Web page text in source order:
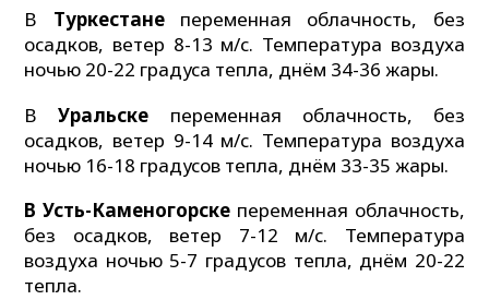
В Туркестанепеременная облачность, без
осадков, ветер 8-13 м/с. Температура воздуха
ночью 20-22 градуса тепла, днём 34-36 жары.
ВУральске переменная облачность, без
осадков, ветер 9-14 м/с. Температура воздуха
ночью 16-18 градусов тепла, днём 33-35 жары.
В Усть-Каменогорске переменная облачность,
без осадков, ветер 7-12 м/с. Температура
воздуха ночью 5-7 градусов тепла, днём 20-22
тепла.